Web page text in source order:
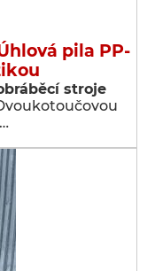
pila PP-
stroje